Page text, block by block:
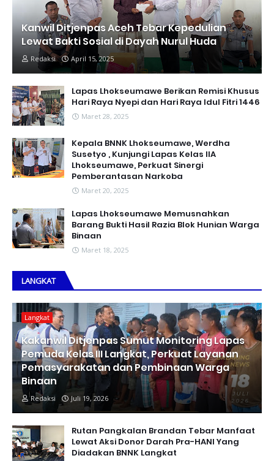
Kanwil Ditjenpas Aceh Tebar Kepedulian
Lewat Bakti Sosial di Dayah Nurul Huda
Redaksi April 15, 2025
Lapas Lhokseumawe Berikan Remisi Khusus
Hari Raya Nyepi dan Hari Raya Idul Fitri 1446
Maret 28, 2025
Kepala BNNK Lhokseumawe, Werdha
Susetyo , Kunjungi Lapas Kelas IIA
Lhokseumawe, Perkuat Sinergi
Pemberantasan Narkoba
Maret 20, 2025
Lapas Lhokseumawe Memusnahkan
Barang Bukti Hasil Razia Blok Hunian Warga
Binaan
Maret 18, 2025
LANGKAT
Langkat
Kakanwil Ditjenpas Sumut Monitoring Lapas
Pemuda Kelas III Langkat, Perkuat Layanan
Pemasyarakatan dan Pembinaan Warga
Binaan
Redaksi Juli 19, 2026
Rutan Pangkalan Brandan Tebar Manfaat
Lewat Aksi Donor Darah Pra-HANI Yang
Diadakan BNNK Langkat